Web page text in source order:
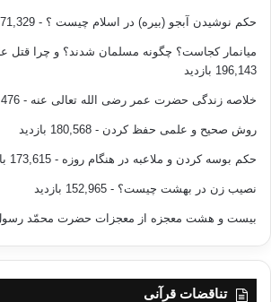
حکم نوشیدن آبجو (بیره) در اسلام چیست ؟ - 271,329 بازدید
میانمار کجاست؟ چگونه مسلمان شدند؟ و چرا قتل
196,143 بازدید
خلاصه زندگی حضرت عمر رضی الله تعالی عنه - 185,476 بازدید
روش صحیح و علمی حفظ کردن - 180,568 بازدید
حکم بوسه کردن و ملاعبه در هنگام روزه - 173,615 بازدید
نصیب زن در بهشت چیست؟ - 152,965 بازدید
بیست و هشت معجزه از معجزات حضرت محمّد رسول
تناقضات قرآنی